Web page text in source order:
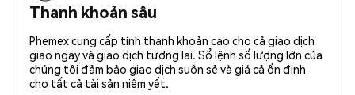
Thanh khoản sâu
Phemex cung cấp tính thanh khoản cao cho cả giao dịch
giao ngay và giao dịch tương lai. Sổ lệnh số lượng lớn của
chúng tôi đảm bảo giao dịch suôn sẻ và giá cả ổn định
cho tất cả tài sản niêm yết.